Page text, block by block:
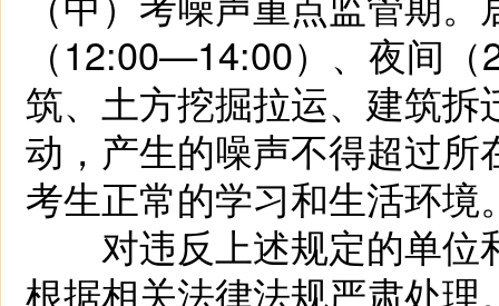
（12:00—14:00）、夜间
筑、土方挖掘拉运、建筑
动，产生的噪声不得超过
考生正常的学习和生活环境
对违反上述规定的单位
根据相关法律法规严肃处